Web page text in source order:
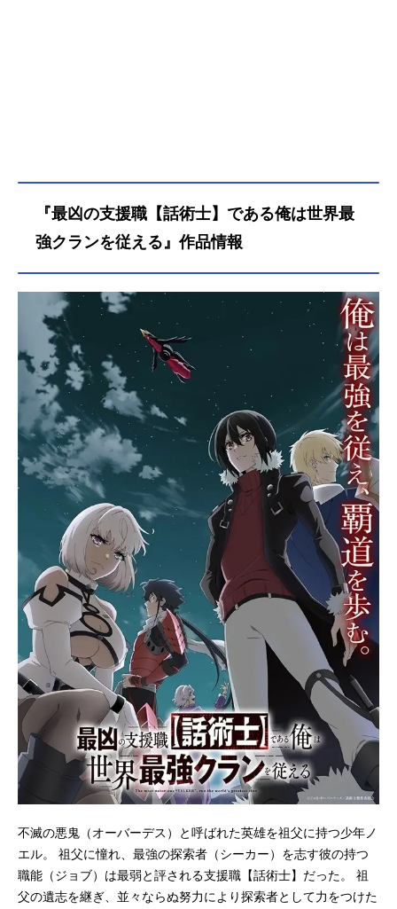
『最凶の支援職【話術士】である俺は世界最
強クランを従える』作品情報
不滅の悪鬼（オーバーデス）と呼ばれた英雄を祖父に持つ少年ノ
エル。 祖父に憧れ、最強の探索者（シーカー）を志す彼の持つ
職能（ジョブ）は最弱と評される支援職【話術士】だった。 祖
父の遺志を継ぎ、並々ならぬ努力により探索者として力をつけた